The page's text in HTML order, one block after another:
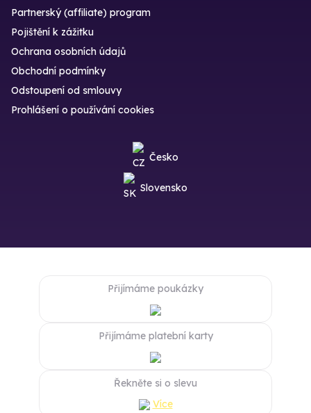
Partnerský (affiliate) program
Pojištění k zážitku
Ochrana osobních údajů
Obchodní podmínky
Odstoupení od smlouvy
Prohlášení o používání cookies
Česko
Slovensko
Přijímáme poukázky
Přijímáme platební karty
Řekněte si o slevu
Více